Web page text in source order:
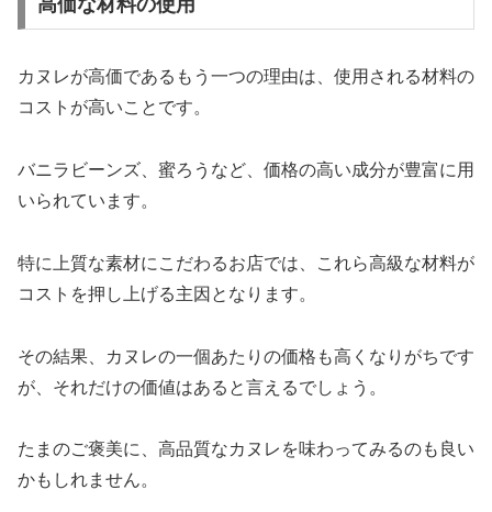
高価な材料の使用
カヌレが高価であるもう一つの理由は、使用される材料の
コストが高いことです。
バニラビーンズ、蜜ろうなど、価格の高い成分が豊富に用
いられています。
特に上質な素材にこだわるお店では、これら高級な材料が
コストを押し上げる主因となります。
その結果、カヌレの一個あたりの価格も高くなりがちです
が、それだけの価値はあると言えるでしょう。
たまのご褒美に、高品質なカヌレを味わってみるのも良い
かもしれません。